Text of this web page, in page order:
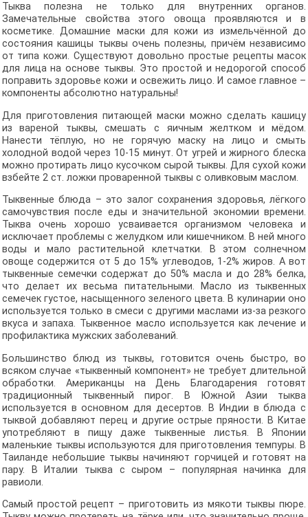
Тыква полезна не только для внутренних органов.
Замечательные свойства этого овоща проявляются и в
косметике. Домашние маски для кожи из измельчённой до
состояния кашицы тыквы очень полезны, причём независимо
от типа кожи. Существуют довольно простые рецепты масок
для лица на основе тыквы. Это простой и недорогой способ
поправить здоровье кожи и освежить лицо. И самое главное –
компоненты абсолютно натуральны!
Для приготовления питающей маски можно сделать кашицу
из вареной тыквы, смешать с яичным желтком и мёдом.
Нанести тёплую, но не горячую маску на лицо и смыть
холодной водой через 10-15 минут. От угрей и жирного блеска
можно протирать лицо кусочком сырой тыквы. Для сухой кожи
взбейте 2 ст. ложки проваренной тыквы с оливковым маслом.
Тыквенные блюда – это залог сохранения здоровья, лёгкого
самочувствия после еды и значительной экономии времени.
Тыква очень хорошо усваивается организмом человека и
исключает проблемы с желудком или кишечником. В ней много
воды и мало растительной клетчатки. В этом солнечном
овоще содержится от 5 до 15% углеводов, 1-2% жиров. А вот
тыквенные семечки содержат до 50% масла и до 28% белка,
что делает их весьма питательными. Масло из тыквенных
семечек густое, насыщенного зеленого цвета. В кулинарии оно
используется только в смеси с другими маслами из-за резкого
вкуса и запаха. Тыквенное масло используется как лечение и
профилактика мужских заболеваний.
Большинство блюд из тыквы, готовится очень быстро, во
всяком случае «тыквенный компонент» не требует длительной
обработки. Американцы на День Благодарения готовят
традиционный тыквенный пирог. В Южной Азии тыква
используется в основном для десертов. В Индии в блюда с
тыквой добавляют перец и другие острые пряности. В Китае
употребляют в пищу даже тыквенные листья. В Японии
маленькие тыквы используются для приготовления темпуры. В
Таиланде небольшие тыквы начиняют горчицей и готовят на
пару. В Италии тыква с сыром – популярная начинка для
равиоли.
Самый простой рецепт – приготовить из мякоти тыквы пюре.